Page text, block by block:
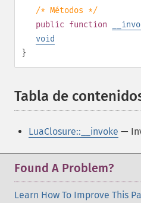
/* Métodos */
public function
void
}
Tabla de
LuaClosure::__invoke —
Found A Problem?
Learn How To Improve This